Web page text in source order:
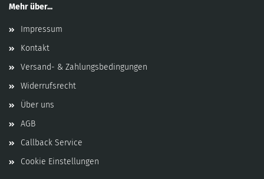
Mehr über...
Impressum
Kontakt
Versand- & Zahlungsbedingungen
Widerrufsrecht
Über uns
AGB
Callback Service
Cookie Einstellungen